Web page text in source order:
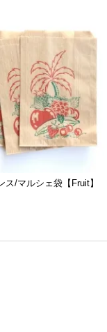
ス/マルシェ袋【Fruit】